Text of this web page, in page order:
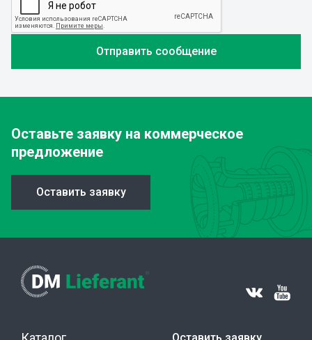
Оставьте заявку на коммерческое
предложение
Оставить заявку